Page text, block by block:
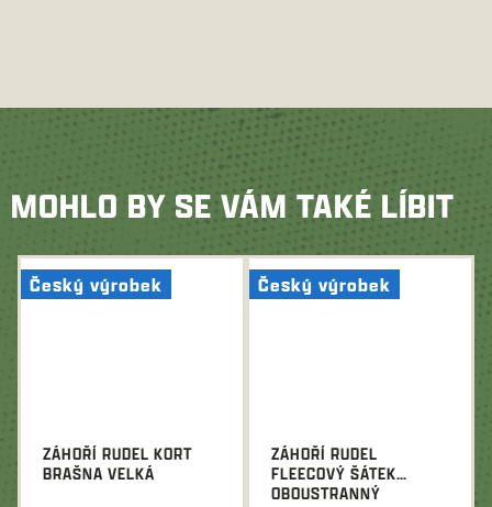
MOHLO BY SE VÁM TAKÉ LÍBIT
Český výrobek
ZÁHOŘÍ RUDEL KORT
BRAŠNA VELKÁ
Český výrobek
ZÁHOŘÍ RUDEL
FLEECOVÝ ŠÁTEK
OBOUSTRANNÝ